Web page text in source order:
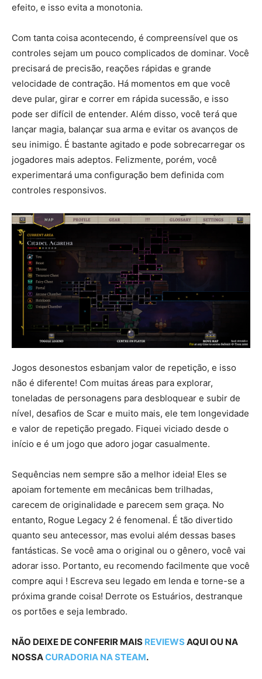
efeito, e isso evita a monotonia.
Com tanta coisa acontecendo, é compreensível que os
controles sejam um pouco complicados de dominar. Você
precisará de precisão, reações rápidas e grande
velocidade de contração. Há momentos em que você
deve pular, girar e correr em rápida sucessão, e isso
pode ser difícil de entender. Além disso, você terá que
lançar magia, balançar sua arma e evitar os avanços de
seu inimigo. É bastante agitado e pode sobrecarregar os
jogadores mais adeptos. Felizmente, porém, você
experimentará uma configuração bem definida com
controles responsivos.
Jogos desonestos esbanjam valor de repetição, e isso
não é diferente! Com muitas áreas para explorar,
toneladas de personagens para desbloquear e subir de
nível, desafios de Scar e muito mais, ele tem longevidade
e valor de repetição pregado. Fiquei viciado desde o
início e é um jogo que adoro jogar casualmente.
Sequências nem sempre são a melhor ideia! Eles se
apoiam fortemente em mecânicas bem trilhadas,
carecem de originalidade e parecem sem graça. No
entanto, Rogue Legacy 2 é fenomenal. É tão divertido
quanto seu antecessor, mas evolui além dessas bases
fantásticas. Se você ama o original ou o gênero, você vai
adorar isso. Portanto, eu recomendo facilmente que você
compre aqui ! Escreva seu legado em lenda e torne-se a
próxima grande coisa! Derrote os Estuários, destranque
os portões e seja lembrado.
NÃO DEIXE DE CONFERIR MAIS REVIEWS AQUI OU NA
NOSSACURADORIA NA STEAM.